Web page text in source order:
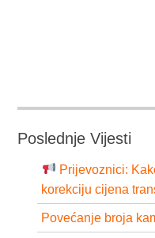
Poslednje Vijesti
Prijevoznici:
korekciju cijena
Povećanje broja